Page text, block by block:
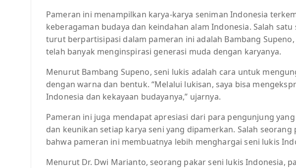
Pameran ini menampilkan karya-karya seniman Indonesia
keberagaman budaya dan keindahan alam Indonesia. Salah satu
turut berpartisipasi dalam pameran ini adalah Bambang
telah banyak menginspirasi generasi muda dengan karyanya.
Menurut Bambang Supeno, seni lukis adalah cara untuk
dengan warna dan bentuk. “Melalui lukisan, saya bisa
Indonesia dan kekayaan budayanya,” ujarnya.
Pameran ini juga mendapat apresiasi dari para pengunjung
dan keunikan setiap karya seni yang dipamerkan. Salah
bahwa pameran ini membuatnya lebih menghargai seni lukis
Menurut Dr. Dwi Marianto, seorang pakar seni lukis Indonesia,